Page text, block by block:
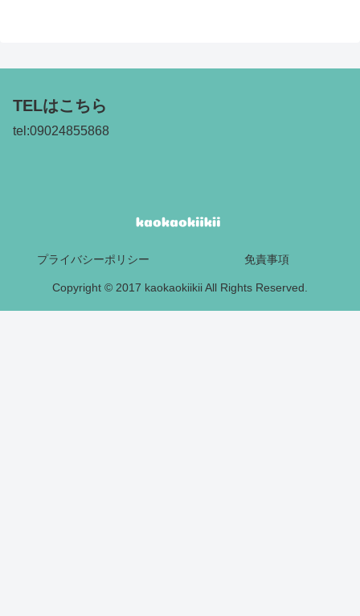
TELはこちら
tel:09024855868
プライバシーポリシー 免責事項
Copyright © 2017 kaokaokiikii All Rights Reserved.